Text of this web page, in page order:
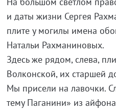
и даты жизни Сергея
плите у могилы имена
Натальи Рахманиновых.
Здесь же рядом, слева,
Волконской, их старшей
Мы присели на лавочки.
тему Паганини» из